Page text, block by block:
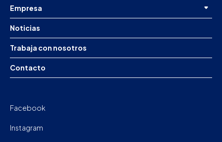
Empresa
Noticias
Trabaja con nosotros
Contacto
Facebook
Instagram